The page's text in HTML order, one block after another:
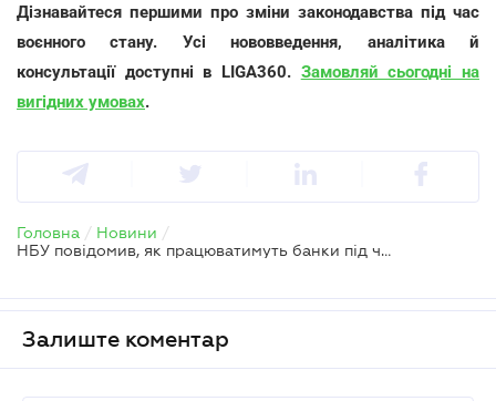
Дізнавайтеся першими про зміни законодавства під час
воєнного стану. Усі нововведення, аналітика й
консультації доступні в LIGA360. Замовляй сьогодні на
вигідних умовах.
Головна / Новини /
НБУ повідомив, як працюватимуть банки під час масованих ракетних ударів
Залиште коментар